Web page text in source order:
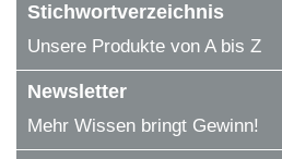
Stichwortverzeichnis
Unsere Produkte von A bis Z
Newsletter
Mehr Wissen bringt Gewinn!